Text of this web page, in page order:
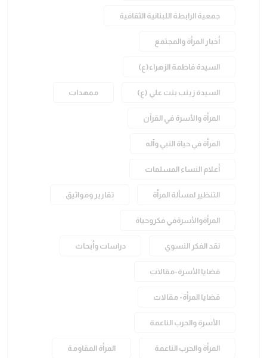
جمعية الرابطة اللبنانية الثقافية
أخبار المرأة والمجتمع
السيدة فاطمة الزهراء(ع)
السيدة زينب بنت علي (ع) ممهدات
المرأة والأسرة في القرآن
المرأة في حياة النبي وآله
أعلام النساء المسلمات
التنظير لمسألة المرأة تقارير ومواثيق
المرأةوالأسرةفي فكروحياة
نقد الفكر النسوي دراسات وأبحاث
قضايا الأسرة-مقالات
قضايا المرأة- مقالات
الأسرة والحرب الناعمة
المرأة والحرب الناعمة المرأة المقاومة